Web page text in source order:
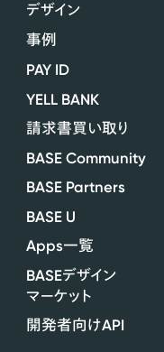
デザイン
事例
PAY ID
YELL BANK
請求書買い取り
BASE Community
BASE Partners
BASE U
Apps一覧
BASEデザイン
マーケット
開発者向けAPI